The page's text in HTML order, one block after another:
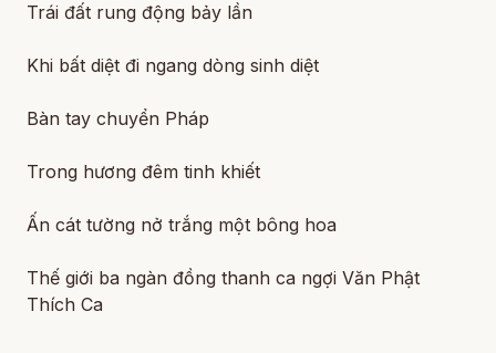
Trái đất rung động bảy lần
Khi bất diệt đi ngang dòng sinh diệt
Bàn tay chuyển Pháp
Trong hương đêm tinh khiết
Ấn cát tường nở trắng một bông hoa
Thế giới ba ngàn đồng thanh ca ngợi Văn Phật
Thích Ca